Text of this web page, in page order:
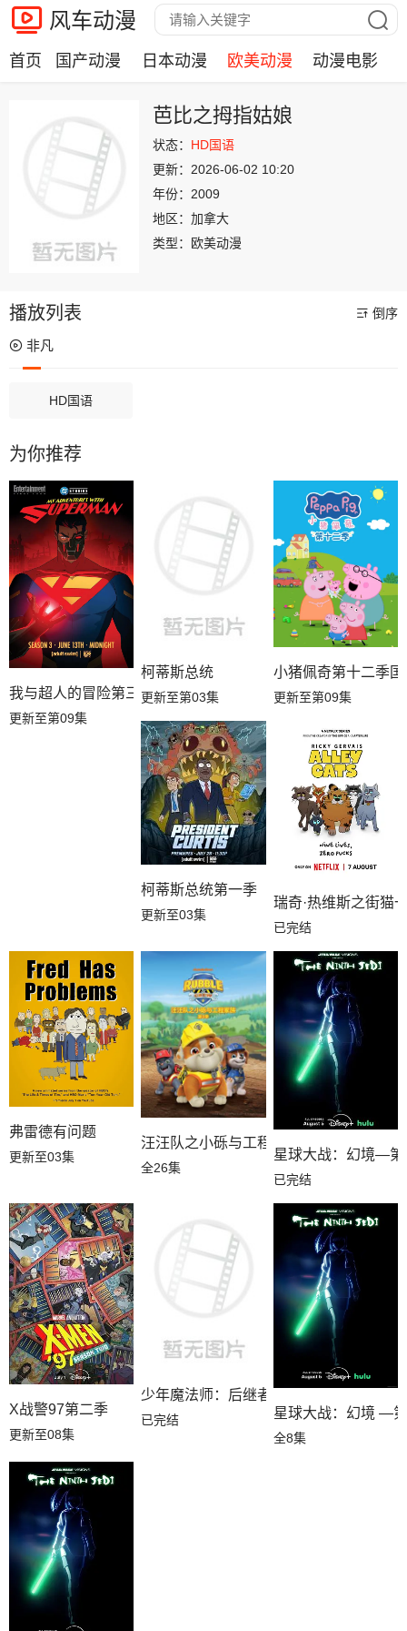
风车动漫
首页 国产动漫 日本动漫 欧美动漫 动漫电影
芭比之拇指姑娘
状态： HD国语
更新： 2026-06-02 10:20
年份： 2009
地区： 加拿大
类型：
欧美动漫
播放列表 倒序
非凡
HD国语
为你推荐
我与超人的冒险第三季
更新至第09集
柯蒂斯总统
更新至第03集
小猪佩奇第十二季国
更新至第09集
柯蒂斯总统第一季
更新至03集
瑞奇·热维斯之街猫
已完结
弗雷德有问题
更新至03集
汪汪队之小砾与工程家族第三季国语
全26集
星球大战：幻境—第
已完结
X战警97第二季
更新至08集
少年魔法师：后继者第三季
已完结 星球大战：幻境 —
全8集